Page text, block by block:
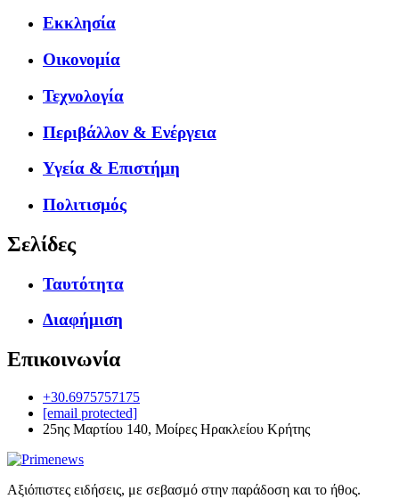
Εκκλησία
Οικονομία
Τεχνολογία
Περιβάλλον & Ενέργεια
Υγεία & Επιστήμη
Πολιτισμός
Σελίδες
Ταυτότητα
Διαφήμιση
Επικοινωνία
+30.6975757175
[email protected]
25ης Μαρτίου 140, Μοίρες Ηρακλείου Κρήτης
Αξιόπιστες ειδήσεις, με σεβασμό στην παράδοση και το ήθος.